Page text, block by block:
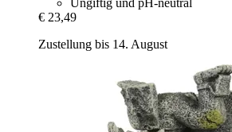
Ungiftig und pH-neutral
€ 23,49
Zustellung bis 14. August